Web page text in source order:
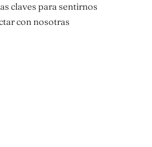
claves para sentirnos
con nosotras